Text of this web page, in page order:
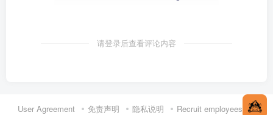
请登录后查看评论内容
User Agreement 免责声明 隐私说明
Recruit employees